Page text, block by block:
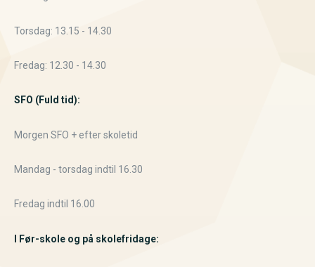
Torsdag: 13.15 - 14.30
Fredag: 12.30 - 14.30
SFO (Fuld tid):
Morgen SFO + efter skoletid
Mandag - torsdag indtil 16.30
Fredag ​​indtil 16.00
I Før-skole og på skolefridage: